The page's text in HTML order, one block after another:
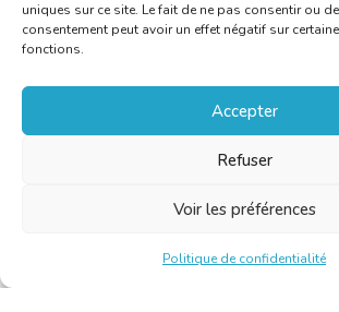
uniques sur ce site. Le fait de ne pas consentir ou
consentement peut avoir un effet négatif sur
fonctions.
Accepter
Refuser
Voir les préférences
Politique de confidentialité